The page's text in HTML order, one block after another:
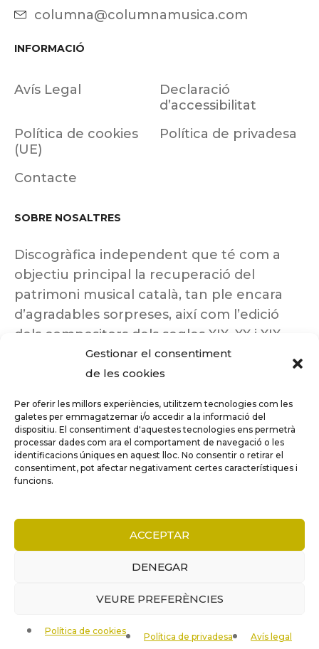
Gestionar el consentiment
de les cookies
Per oferir les millors experiències, utilitzem tecnologies com les
galetes per emmagatzemar i/o accedir a la informació del
dispositiu. El consentiment d'aquestes tecnologies ens permetrà
processar dades com ara el comportament de navegació o les
identificacions úniques en aquest lloc. No consentir o retirar el
consentiment, pot afectar negativament certes característiques i
funcions.
ACCEPTAR
DENEGAR
VEURE PREFERÈNCIES
Política de cookies
Política de privadesa Avís legal
columna@columnamusica.com
INFORMACIÓ
Avís Legal
Declaració
d’accessibilitat
Política de cookies
(UE)
Política de privadesa
Contacte
SOBRE NOSALTRES
Discogràfica independent que té com a
objectiu principal la recuperació del
patrimoni musical català, tan ple encara
d’agradables sorpreses, així com l’edició
dels compositors dels segles XIX, XX i XIX
insuficientment coneguts.
Tots els drets reservats a ©Columna
Música.
COMPARE (0)
Remove all products